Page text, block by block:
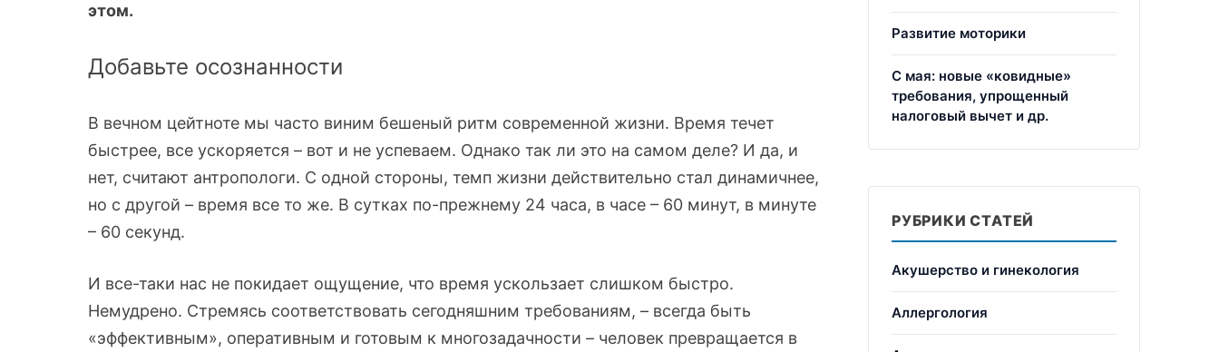
этом.
Добавьте осознанности
В вечном цейтноте мы часто виним бешеный ритм современной жизни. Время течет
быстрее, все ускоряется – вот и не успеваем. Однако так ли это на самом деле? И да, и
нет, считают антропологи. С одной стороны, темп жизни действительно стал динамичнее,
но с другой – время все то же. В сутках по-прежнему 24 часа, в часе – 60 минут, в минуте
– 60 секунд.
И все-таки нас не покидает ощущение, что время ускользает слишком быстро.
Немудрено. Стремясь соответствовать сегодняшним требованиям, – всегда быть
«эффективным», оперативным и готовым к многозадачности – человек превращается в
Развитие моторики
С мая: новые «ковидные»
требования, упрощенный
налоговый вычет и др.
РУБРИКИ СТАТЕЙ
Акушерство и гинекология
Аллергология